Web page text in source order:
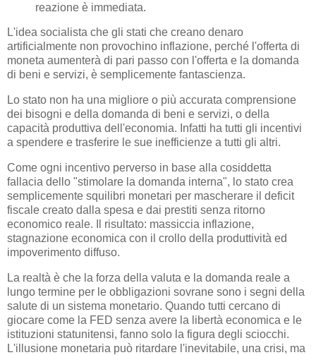
reazione è immediata.
L'idea socialista che gli stati che creano denaro
artificialmente non provochino inflazione, perché l'offerta di
moneta aumenterà di pari passo con l'offerta e la domanda
di beni e servizi, è semplicemente fantascienza.
Lo stato non ha una migliore o più accurata comprensione
dei bisogni e della domanda di beni e servizi, o della
capacità produttiva dell'economia. Infatti ha tutti gli incentivi
a spendere e trasferire le sue inefficienze a tutti gli altri.
Come ogni incentivo perverso in base alla cosiddetta
fallacia dello "stimolare la domanda interna", lo stato crea
semplicemente squilibri monetari per mascherare il deficit
fiscale creato dalla spesa e dai prestiti senza ritorno
economico reale. Il risultato: massiccia inflazione,
stagnazione economica con il crollo della produttività ed
impoverimento diffuso.
La realtà è che la forza della valuta e la domanda reale a
lungo termine per le obbligazioni sovrane sono i segni della
salute di un sistema monetario. Quando tutti cercano di
giocare come la FED senza avere la libertà economica e le
istituzioni statunitensi, fanno solo la figura degli sciocchi.
L'illusione monetaria può ritardare l'inevitabile, una crisi, ma